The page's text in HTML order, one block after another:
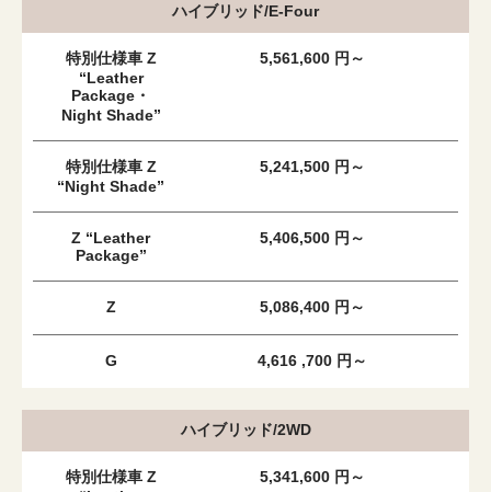
ハイブリッド/E-Four
特別仕様車 Z
“Leather
Package・
Night Shade”
5,561,600 円～
特別仕様車 Z
“Night Shade”
5,241,500 円～
Z “Leather
Package”
5,406,500 円～
Z 5,086,400 円～
G 4,616 ,700 円～
ハイブリッド/2WD
特別仕様車 Z
5,341,600 円～